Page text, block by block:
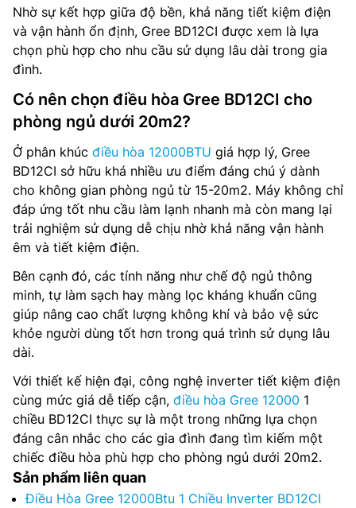
Nhờ sự kết hợp giữa độ bền, khả năng tiết kiệm điện
và vận hành ổn định, Gree BD12CI được xem là lựa
chọn phù hợp cho nhu cầu sử dụng lâu dài trong gia
đình.
Có nên chọn điều hòa Gree BD12CI cho
phòng ngủ dưới 20m2?
Ở phân khúc điều hòa 12000BTU giá hợp lý, Gree
BD12CI sở hữu khá nhiều ưu điểm đáng chú ý dành
cho không gian phòng ngủ từ 15-20m2. Máy không chỉ
đáp ứng tốt nhu cầu làm lạnh nhanh mà còn mang lại
trải nghiệm sử dụng dễ chịu nhờ khả năng vận hành
êm và tiết kiệm điện.
Bên cạnh đó, các tính năng như chế độ ngủ thông
minh, tự làm sạch hay màng lọc kháng khuẩn cũng
giúp nâng cao chất lượng không khí và bảo vệ sức
khỏe người dùng tốt hơn trong quá trình sử dụng lâu
dài.
Với thiết kế hiện đại, công nghệ inverter tiết kiệm điện
cùng mức giá dễ tiếp cận, điều hòa Gree 12000 1
chiều BD12CI thực sự là một trong những lựa chọn
đáng cân nhắc cho các gia đình đang tìm kiếm một
chiếc điều hòa phù hợp cho phòng ngủ dưới 20m2.
Sản phẩm liên quan
Điều Hòa Gree 12000Btu 1 Chiều Inverter BD12CI